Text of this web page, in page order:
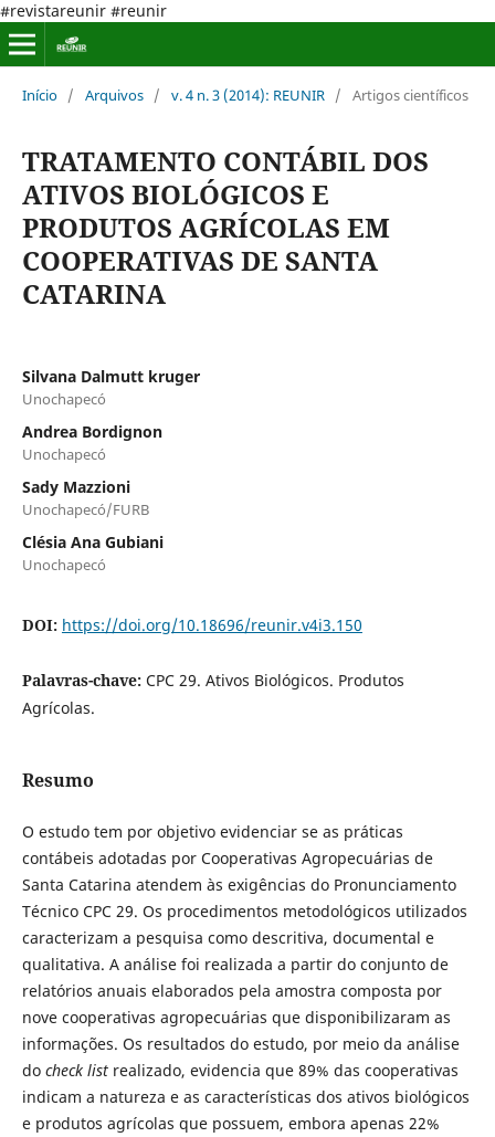
#revistareunir #reunir
Início / Arquivos / v. 4 n. 3 (2014): REUNIR / Artigos científicos
TRATAMENTO CONTÁBIL DOS
ATIVOS BIOLÓGICOS E
PRODUTOS AGRÍCOLAS EM
COOPERATIVAS DE SANTA
CATARINA
Silvana Dalmutt kruger
Unochapecó
Andrea Bordignon
Unochapecó
Sady Mazzioni
Unochapecó/FURB
Clésia Ana Gubiani
Unochapecó
DOI: https://doi.org/10.18696/reunir.v4i3.150
Palavras-chave: CPC 29. Ativos Biológicos. Produtos
Agrícolas.
Resumo
O estudo tem por objetivo evidenciar se as práticas
contábeis adotadas por Cooperativas Agropecuárias de
Santa Catarina atendem às exigências do Pronunciamento
Técnico CPC 29. Os procedimentos metodológicos utilizados
caracterizam a pesquisa como descritiva, documental e
qualitativa. A análise foi realizada a partir do conjunto de
relatórios anuais elaborados pela amostra composta por
nove cooperativas agropecuárias que disponibilizaram as
informações. Os resultados do estudo, por meio da análise
do check listrealizado, evidencia que 89% das cooperativas
indicam a natureza e as características dos ativos biológicos
e produtos agrícolas que possuem, embora apenas 22%